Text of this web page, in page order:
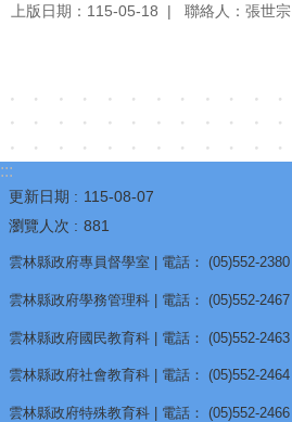
課
教
學
成
享
平
台
公
上版日期：115-05-18 聯絡人：張世宗
:::
更新日期
115-08-07
瀏覽人次
881
雲林縣政府專員督學室 | 電話： (05)552-2380
雲林縣政府學務管理科 | 電話： (05)552-2467
雲林縣政府國民教育科 | 電話： (05)552-2463
雲林縣政府社會教育科 | 電話： (05)552-2464
雲林縣政府特殊教育科 | 電話： (05)552-2466